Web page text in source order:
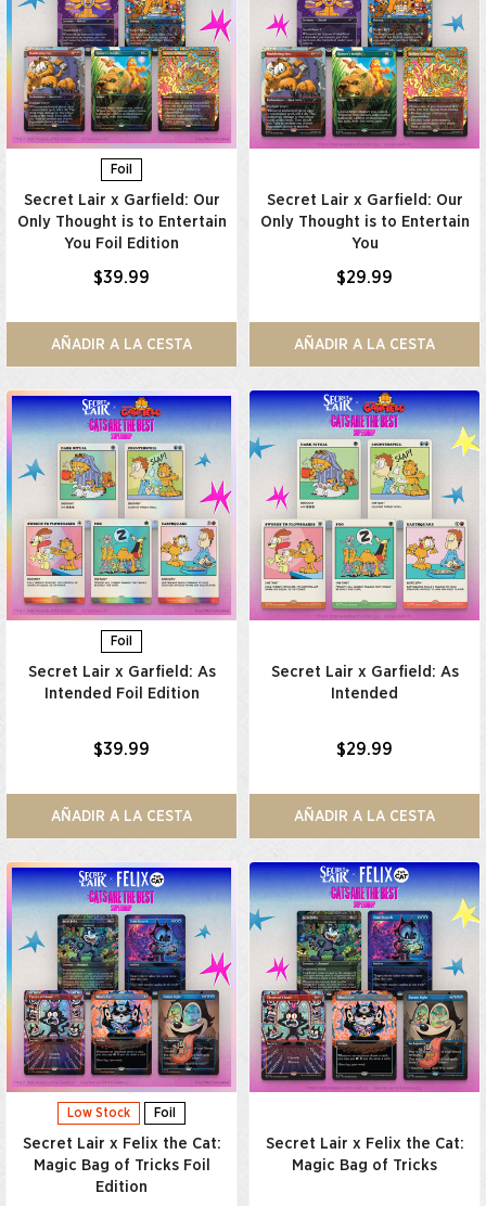
Foil
Secret Lair x Garfield: Our
Only Thought is to Entertain
You Foil Edition​
$39.99
AÑADIR A LA CESTA
Secret Lair x Garfield: Our
Only Thought is to Entertain
You​
$29.99
AÑADIR A LA CESTA
Foil
Secret Lair x Garfield: As
Intended Foil Edition​
$39.99
AÑADIR A LA CESTA
Secret Lair x Garfield: As
Intended​
$29.99
AÑADIR A LA CESTA
Low Stock Foil
Secret Lair x Felix the Cat:
Magic Bag of Tricks Foil
Edition
Secret Lair x Felix the Cat:
Magic Bag of Tricks